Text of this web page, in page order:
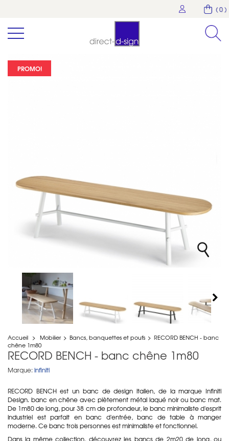
( 0 )
PROMO!
Accueil > Mobilier > Bancs, banquettes et poufs > RECORD BENCH - banc
chêne 1m80
RECORD BENCH - banc chêne 1m80
Marque: infiniti
RECORD BENCH est un banc de design italien, de la marque Infiniti
Design. banc en chêne avec piètement métal laqué noir ou banc mat.
De 1m80 de long, pour 38 cm de profondeur, le banc minimaliste d'esprit
industriel est parfait en banc d'entrée, banc de table à manger
moderne. Ce banc trois personnes est minimaliste et fonctionnel.
Dans la même collection, découvrez les bancs de 2m20 de long, ou